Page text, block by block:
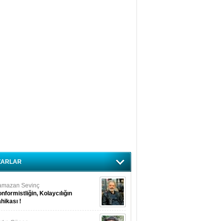
Sevinç
Kolaycılığın
!